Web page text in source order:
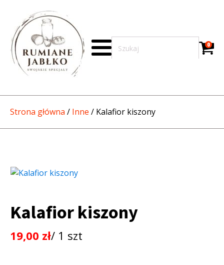
0
Strona główna / Inne / Kalafior kiszony
Kalafior kiszony
19,00 zł/ 1 szt